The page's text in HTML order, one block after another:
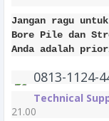
Jangan ragu
Bore Pile dan
Anda adalah
0813-1124-
Technical
21.00